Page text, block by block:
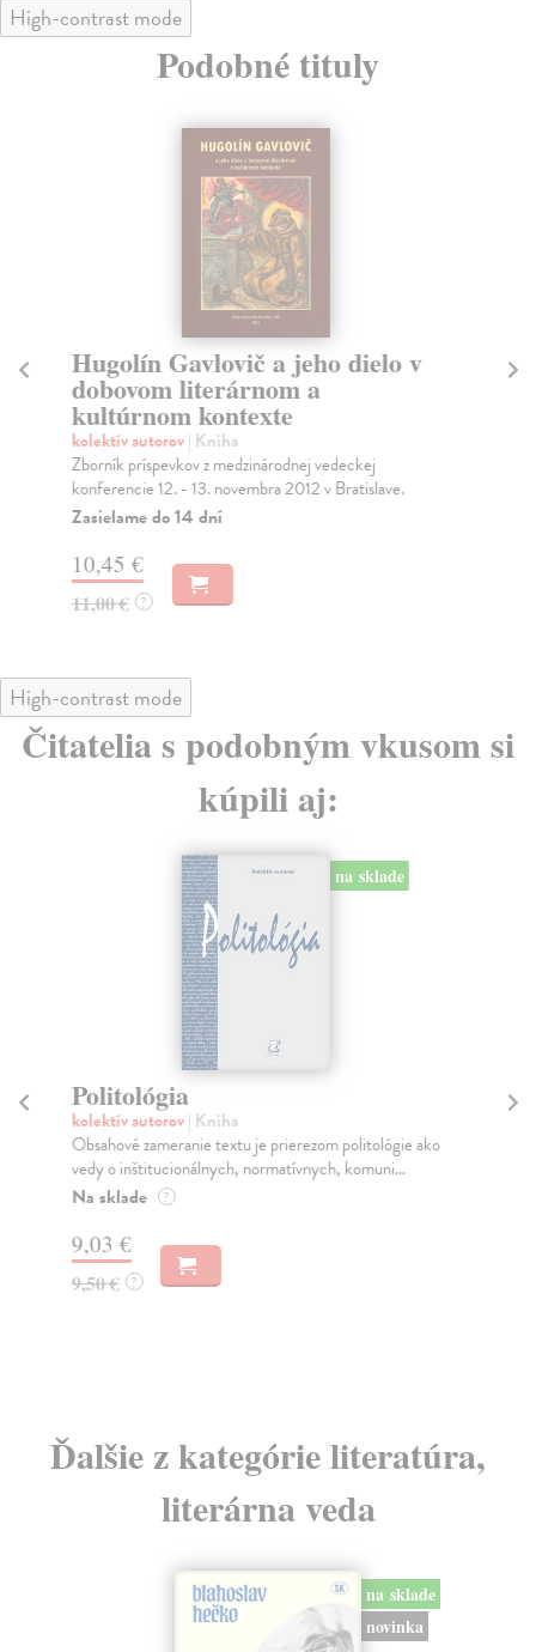
High-contrast mode
Podobné tituly
Hugolín Gavlovič a jeho dielo v
dobovom literárnom a
kultúrnom kontexte
kolektív autorov| Kniha
Zborník príspevkov z medzinárodnej vedeckej
konferencie 12. - 13. novembra 2012 v Bratislave.
Zasielame do 14 dní
10,45 €
11,00 € ?
High-contrast mode
Čitatelia s podobným vkusom si
kúpili aj:
na sklade
Politológia
kolektív autorov| Kniha
Obsahové zameranie textu je prierezom politológie ako
vedy o inštitucionálnych, normatívnych, komuni...
Na sklade ?
9,03 €
9,50 € ?
Ďalšie z kategórie literatúra,
literárna veda
na sklade
novinka